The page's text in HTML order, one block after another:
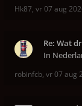
Hk87, vr 07 aug
Re: Wat
In
robinfcb, vr 07 aug